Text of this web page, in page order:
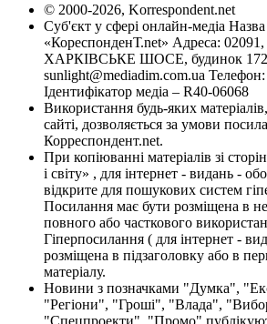
© 2000-2026, Korrespondent.net
Суб'єкт у сфері онлайн-медіа
«КореспонденТ.net» Адреса: 02091,
ХАРКІВСЬКЕ ШОСЕ, будинок 172-
sunlight@mediadim.com.ua
Ідентифікатор медіа – R40-06068
Використання будь-яких
сайті, дозволяється за умови
Корреспондент.net.
При копіюванні матеріалів зі
і світу» , для інтернет - видань -
відкрите для пошукових систем
Посилання має бути розміщена в
повного або часткового
Гіперпосилання ( для інтернет -
розміщена в підзаголовку або в
матеріалу.
Новини з позначками "Думка",
"Регіони", "Гроші", "Влада",
"Спецпроекти", "Промо"